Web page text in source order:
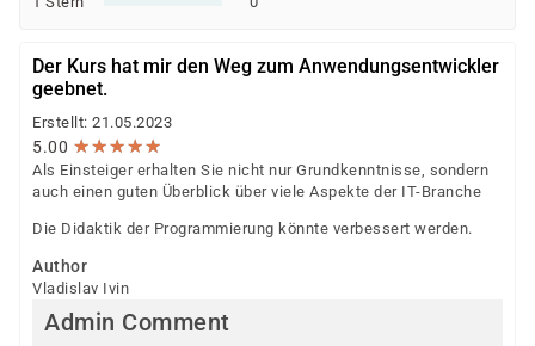
Der Kurs hat mir den Weg zum Anwendungsentwickler
geebnet.
Erstellt: 21.05.2023
5.00 ★★★★★
★★★★★
Als Einsteiger erhalten Sie nicht nur Grundkenntnisse, sondern
auch einen guten Überblick über viele Aspekte der IT-Branche
Die Didaktik der Programmierung könnte verbessert werden.
Author
Vladislav Ivin
Admin Comment